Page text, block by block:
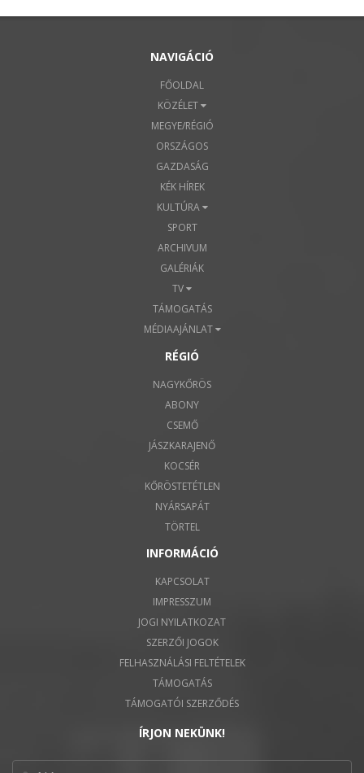
NAVIGÁCIÓ
FŐOLDAL
KÖZÉLET
MEGYE/RÉGIÓ
ORSZÁGOS
GAZDASÁG
KÉK HÍREK
KULTÚRA
SPORT
ARCHIVUM
GALÉRIÁK
TV
TÁMOGATÁS
MÉDIAAJÁNLAT
RÉGIÓ
NAGYKŐRÖS
ABONY
CSEMŐ
JÁSZKARAJENŐ
KOCSÉR
KŐRÖSTETÉTLEN
NYÁRSAPÁT
TÖRTEL
INFORMÁCIÓ
KAPCSOLAT
IMPRESSZUM
JOGI NYILATKOZAT
SZERZŐI JOGOK
FELHASZNÁLÁSI FELTÉTELEK
TÁMOGATÁS
TÁMOGATÓI SZERZŐDÉS
ÍRJON NEKÜNK!